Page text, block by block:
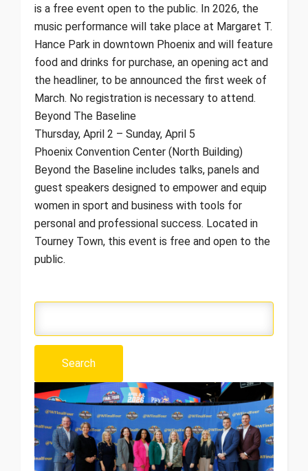
is a free event open to the public. In 2026, the
music performance will take place at Margaret T.
Hance Park in downtown Phoenix and will feature
food and drinks for purchase, an opening act and
the headliner, to be announced the first week of
March. No registration is necessary to attend.
Beyond The Baseline
Thursday, April 2 – Sunday, April 5
Phoenix Convention Center (North Building)
Beyond the Baseline includes talks, panels and
guest speakers designed to empower and equip
women in sport and business with tools for
personal and professional success. Located in
Tourney Town, this event is free and open to the
public.